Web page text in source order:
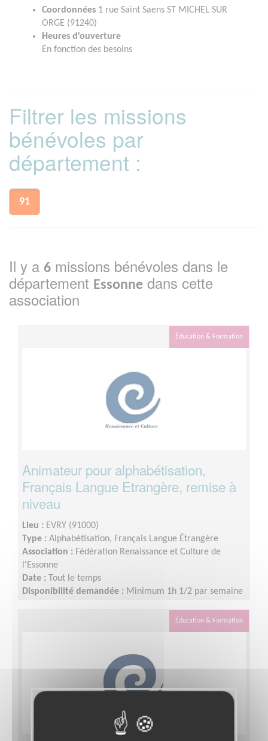
Coordonnées 1 rue Saint Saens ST MICHEL SUR
ORGE (91240)
Heures d'ouverture
En fonction des besoins
Filtrer les missions
bénévoles par
département :
91
Il y a 6 missions bénévoles dans le
département Essonne dans cette
association
Éducation & Formation
Animateur pour alphabétisation,
Français Langue Etrangère, remise à
niveau
Lieu : EVRY (91000)
Type : Alphabétisation, Français Langue Étrangère
Association : Fédération Renaissance et Culture de
l'Essonne
Date :
Tout le temps
Disponibilité demandée : Minimum 1h 1/2 par semaine
Éducation & Formation